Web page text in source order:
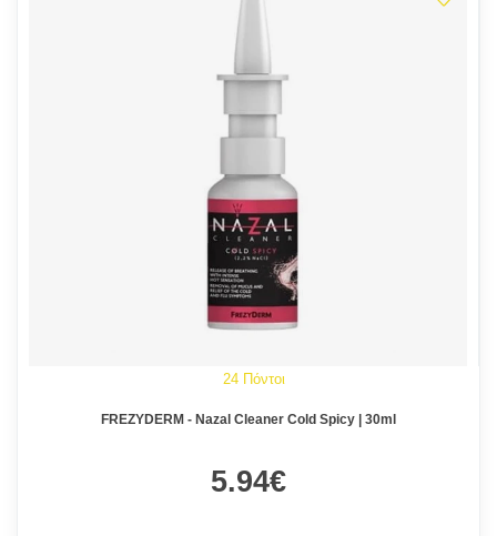
24 Πόντοι
FREZYDERM - Nazal Cleaner Cold Spicy | 30ml
5.94€